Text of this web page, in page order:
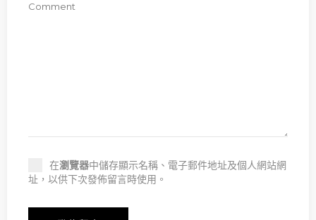
在瀏覽器中儲存顯示名稱、電子郵件地址及個人網站網
址，以供下次發佈留言時使用。